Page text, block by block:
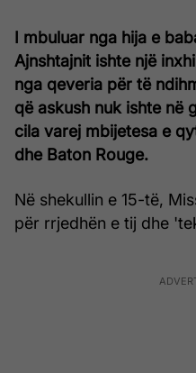
I mbuluar nga hija e
Ajnshtajnit ishte një
nga qeveria për të
që askush nuk ishte në
cila varej mbijetesa e
dhe Baton Rouge.
Në shekullin e 15-të,
për rrjedhën e tij dhe